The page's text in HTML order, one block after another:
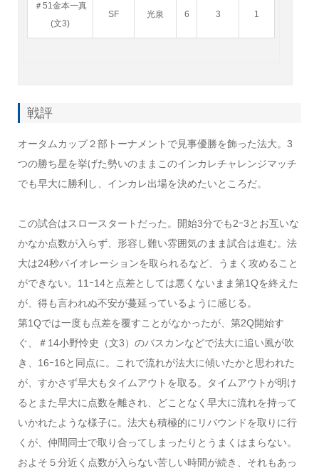
＃51金本一真
(文3)
SF 光泉 6 3 1
戦評
オータムカップ２部トーナメントで見事優勝を飾った法大。3
つの勝ち星を挙げた勢いのままこのインカレチャレンジマッチ
でも早大に勝利し、インカレ出場を決めたいところだ。
この試合はスロースタートだった。開始3分でも2ｰ3とお互いな
かなか点数が入らず、形容し難い雰囲気のまま試合は進む。法
大は24秒バイオレーションを取られるなど、うまく攻めること
ができない。11ｰ14と点差としては悪くないまま第1Qを終えた
が、得も言われぬ不安が蔓延っているように感じる。
第1Qでは一度も点差を覆すことがなかったが、第2Q開始す
ぐ、＃14小野怜史（文3）のバスカンなどで法大に追い風が吹
き、16ｰ16と同点に。これで流れが法大に傾いたかと思われた
が、すかさず早大もタイムアウトを取る。タイムアウトが明け
るとまた早大に点数を離され、どことなく早大に流れを持って
いかれたような様子に。法大も積極的にリバウンドを取りに行
くが、仲間同士で取り合ってしまったりとうまくはまらない。
およそ５分近く点数が入らない苦しい時間が続き、それもあっ